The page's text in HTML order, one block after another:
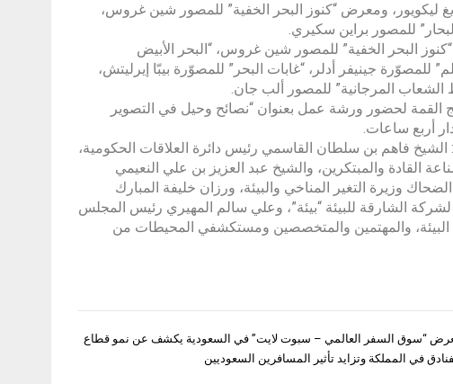
ليكويور، ومعرض “كنوز البحر الخفية” للمصور شين غروس،
للمصور براين سكيري.
إكس”، “كنوز البحر الخفية” للمصور شين غروس، “البحر الأبيض
جينيفر أدلر، “غابات البحر” للمصوّرة بيبّا إيرليتش،
المرجانية” للمصور ألب جان.
القمة لحضور ورشة عمل بعنوان “نصائح وحيل في التصوير
أربع ساعات.
فاهم بن سلطان القاسمي رئيس دائرة العلاقات الحكومية،
والمبتكرين، والشيخ عبد العزيز بن علي النعيمي
وزيرة التغير المناخي والبيئة، ورزان خليفة المبارك
لشركة الشارقة للبيئة “بيئة”، وعلي سالم المهيري رئيس المجلس
البيئة، والمهتمين والمتخصصين ومستكشفي المحيطات من
“سوق السفر العالمي – سبوت لايت” في السعودية يكشف عن نمو قطاع
في المملكة وتزايد تأثير المسافرين السعوديين